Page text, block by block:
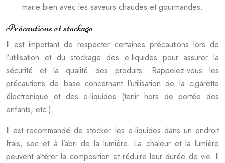
marie bien avec les saveurs chaudes et gourmandes.
Précautions et stockage
Il est important de respecter certaines précautions lors de
l’utilisation et du stockage des e-liquides pour assurer la
sécurité et la qualité des produits. Rappelez-vous les
précautions de base concernant l’utilisation de la cigarette
électronique et des e-liquides (tenir hors de portée des
enfants, etc.).
Il est recommandé de stocker les e-liquides dans un endroit
frais, sec et à l’abri de la lumière. La chaleur et la lumière
peuvent altérer la composition et réduire leur durée de vie. Il